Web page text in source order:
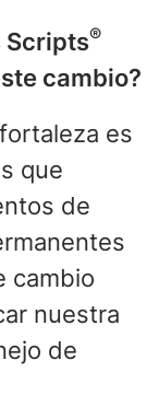
Scripts®
cambio?
es
que
de
cambio
nuestra
de